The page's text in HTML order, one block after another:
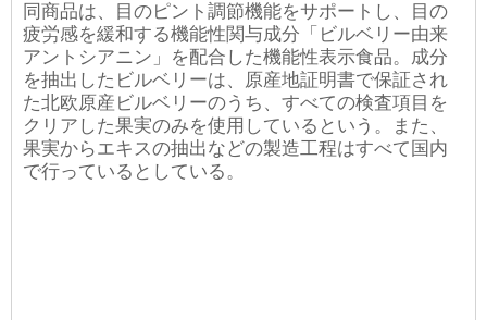
同商品は、目のピント調節機能をサポートし、目の
疲労感を緩和する機能性関与成分「ビルベリー由来
アントシアニン」を配合した機能性表示食品。成分
を抽出したビルベリーは、原産地証明書で保証され
た北欧原産ビルベリーのうち、すべての検査項目を
クリアした果実のみを使用しているという。また、
果実からエキスの抽出などの製造工程はすべて国内
で行っているとしている。